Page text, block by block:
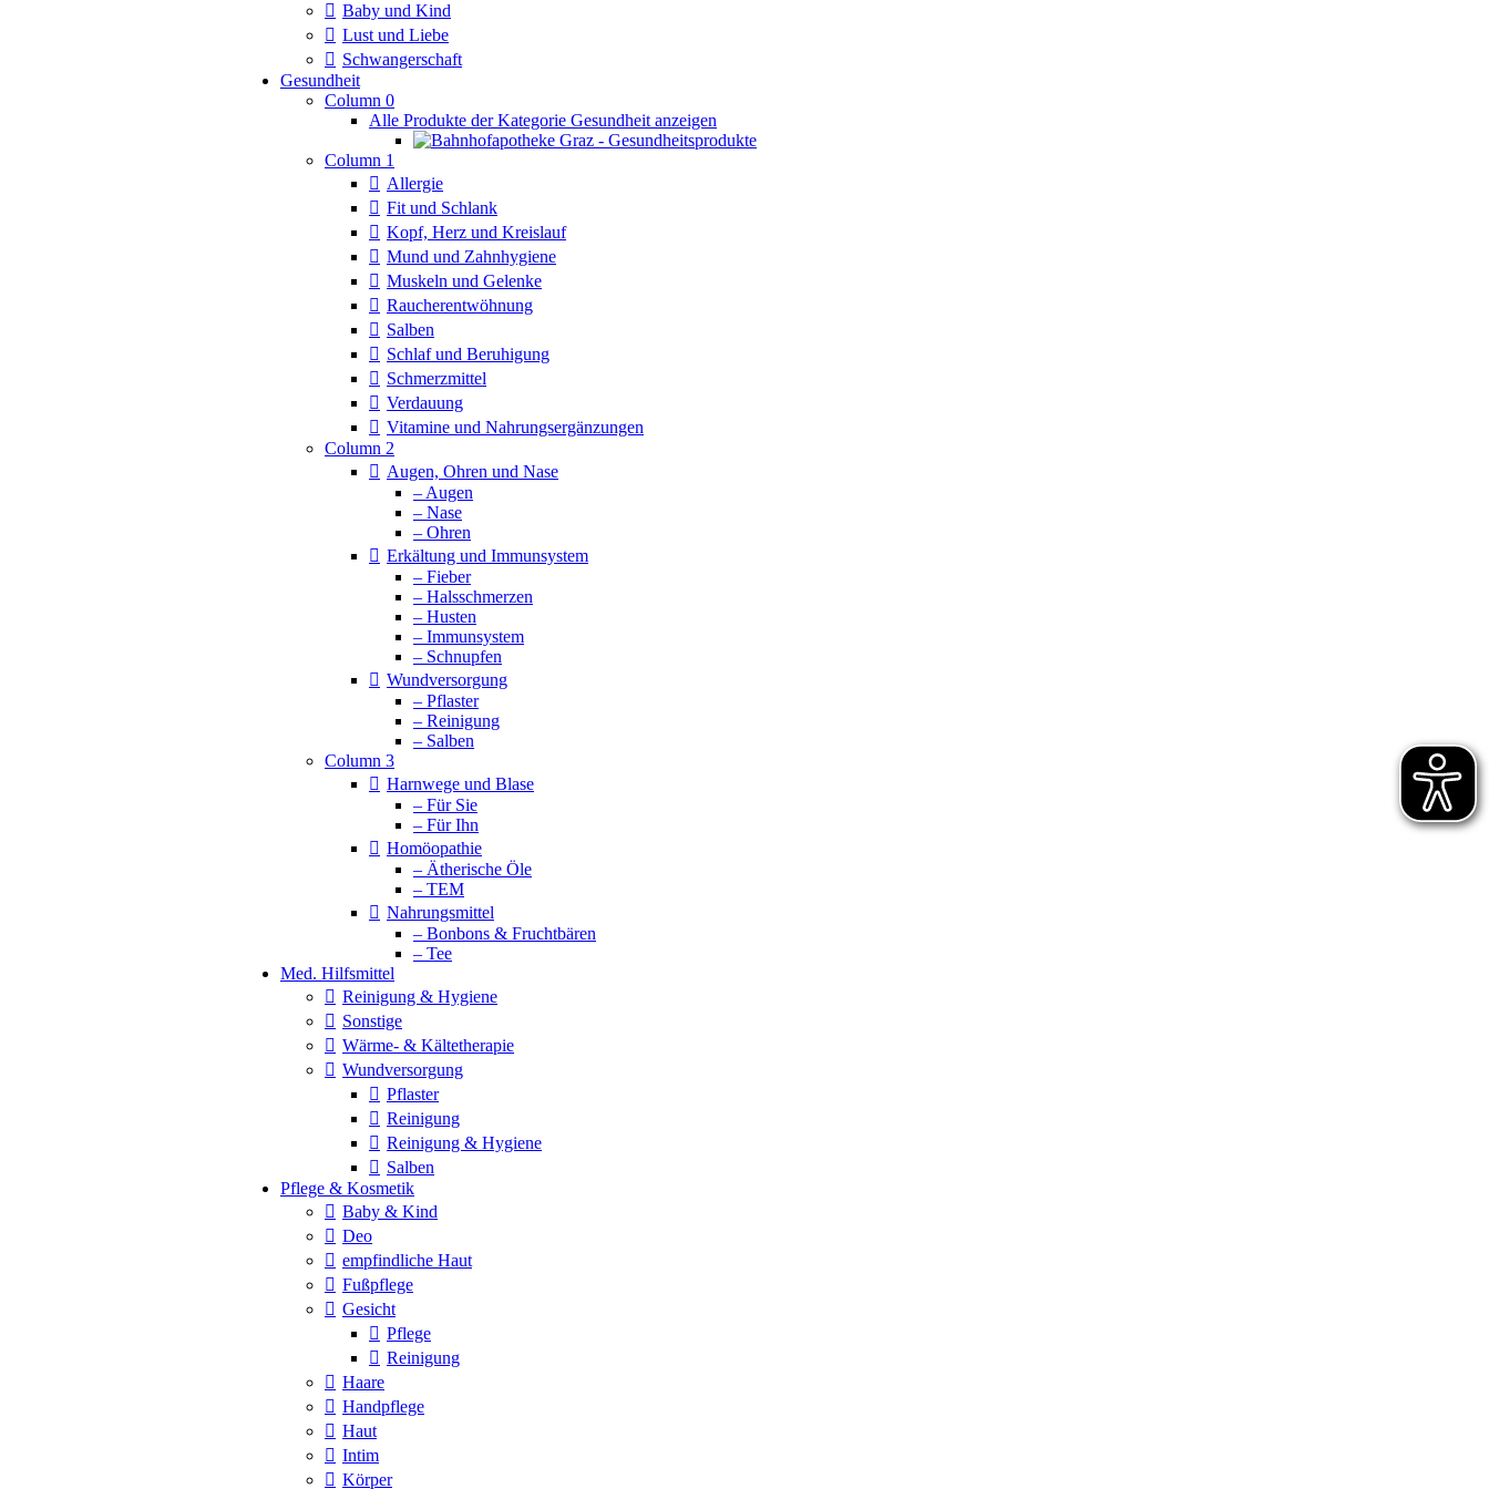
Baby und Kind
Lust und Liebe
Schwangerschaft
Gesundheit
Column 0
Alle Produkte der Kategorie Gesundheit anzeigen
Column 1
Allergie
Fit und Schlank
Kopf, Herz und Kreislauf
Mund und Zahnhygiene
Muskeln und Gelenke
Raucherentwöhnung
Salben
Schlaf und Beruhigung
Schmerzmittel
Verdauung
Vitamine und Nahrungsergänzungen
Column 2
Augen, Ohren und Nase
– Augen
– Nase
– Ohren
Erkältung und Immunsystem
– Fieber
– Halsschmerzen
– Husten
– Immunsystem
– Schnupfen
Wundversorgung
– Pflaster
– Reinigung
– Salben
Column 3
Harnwege und Blase
– Für Sie
– Für Ihn
Homöopathie
– Ätherische Öle
– TEM
Nahrungsmittel
– Bonbons & Fruchtbären
– Tee
Med. Hilfsmittel
Reinigung & Hygiene
Sonstige
Wärme- & Kältetherapie
Wundversorgung
Pflaster
Reinigung
Reinigung & Hygiene
Salben
Pflege & Kosmetik
Baby & Kind
Deo
empfindliche Haut
Fußpflege
Gesicht
Pflege
Reinigung
Haare
Handpflege
Haut
Intim
Körper